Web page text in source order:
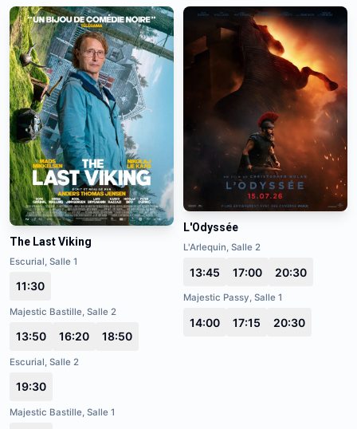
The Last Viking
Escurial, Salle 1
11:30
Majestic Bastille, Salle 2
13:50 16:20 18:50
Escurial, Salle 2
19:30
Majestic Bastille, Salle 1
L'Odyssée
L'Arlequin, Salle 2
13:45 17:00 20:30
Majestic Passy, Salle 1
14:00 17:15 20:30